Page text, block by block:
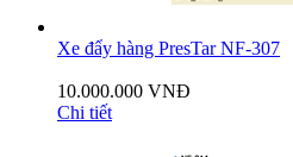
Xe đẩy hàng PresTar NF-307
10.000.000 VNĐ
Chi tiết